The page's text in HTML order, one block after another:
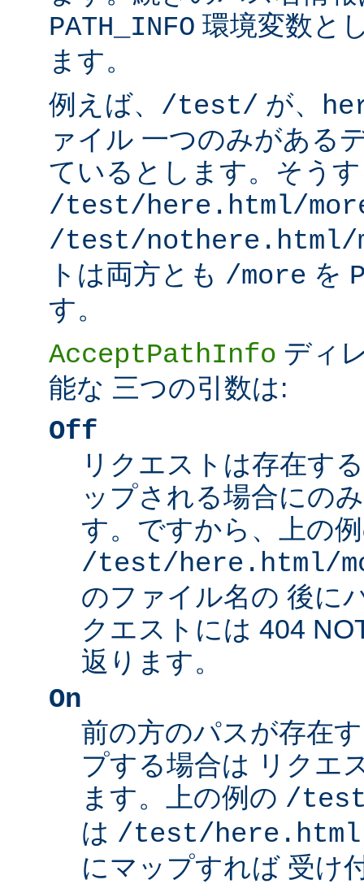
PATH_INFO 環境変数と
ます。
例えば、 /test/ が、
ァイル 一つのみがある
ているとします。そう
/test/here.html/
/test/nothere.html/
トは両方とも /more を
す。
AcceptPathInfo ディ
能な 三つの引数は:
Off
リクエストは存在す
ップされる場合にの
す。ですから、上の
/test/here.html/
のファイル名の 後に
クエストには 404
返ります。
On
前の方のパスが存在
プする場合は リクエ
ます。上の例の /
は /test/here.html
にマップすれば 受け